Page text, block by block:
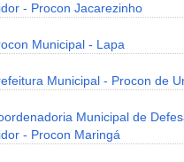
- Procon Jacarezinho
Municipal - Lapa
Municipal - Procon de
Municipal de
- Procon Maringá